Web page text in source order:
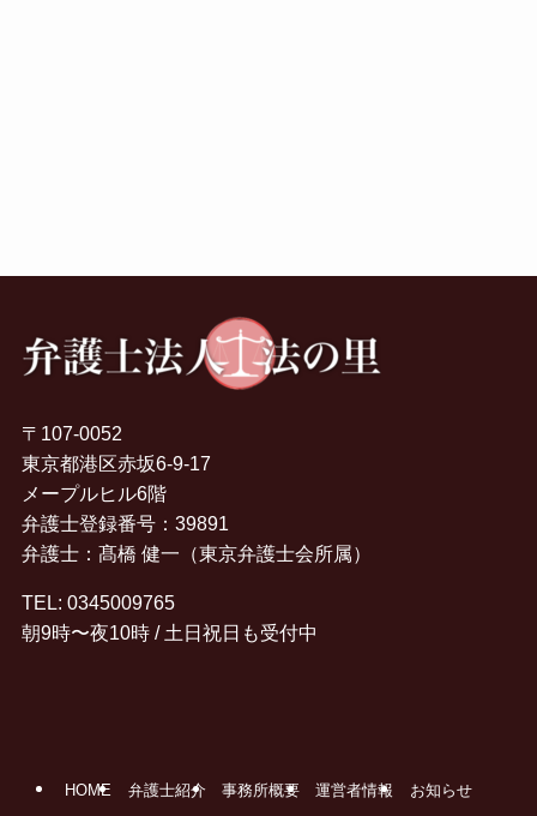
〒107-0052
東京都港区赤坂6-9-17
メープルヒル6階
弁護士登録番号：39891
弁護士：髙橋 健一（東京弁護士会所属）
TEL: 0345009765
朝9時〜夜10時 / 土日祝日も受付中
HOME 弁護士紹介 事務所概要 運営者情報
お知らせ